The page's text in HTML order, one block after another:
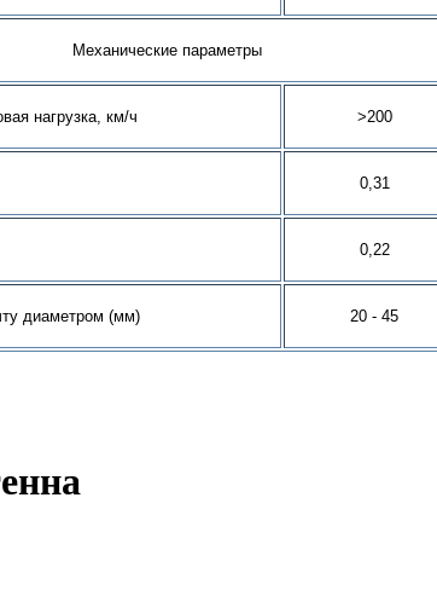
Механические параметры
нагрузка, км/ч >200
0,31
0,22
диаметром (мм) 20 - 45